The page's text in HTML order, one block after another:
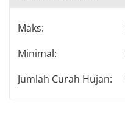
Maks:
Minimal:
Jumlah Curah Hujan: